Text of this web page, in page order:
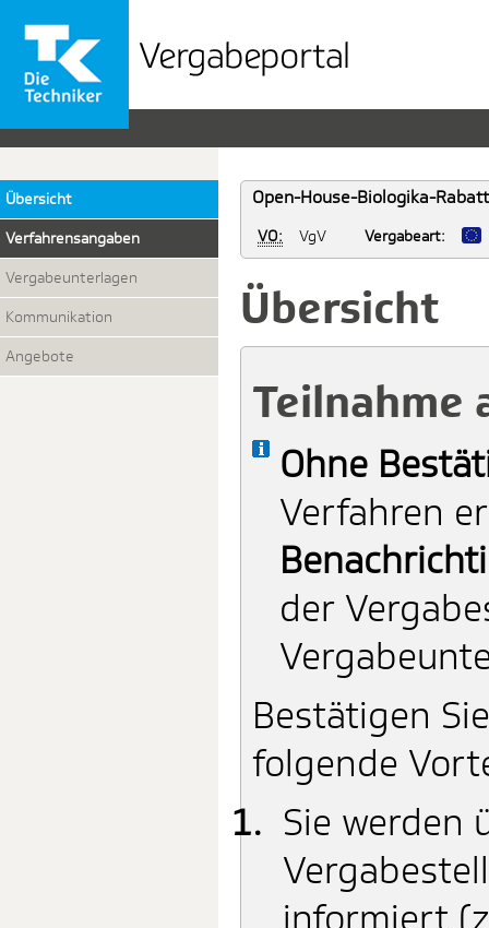
Vergabeportal
der
TK
Übersicht
Verfahrensangaben
Vergabeunterlagen
Kommunikation
Angebote
Open-House-Biologika-
VO: VgV Vergabeart:
Übersicht
Teilnahme
Info
Ohne
Verfahren
der
Bestätigen
folgende
Sie werden